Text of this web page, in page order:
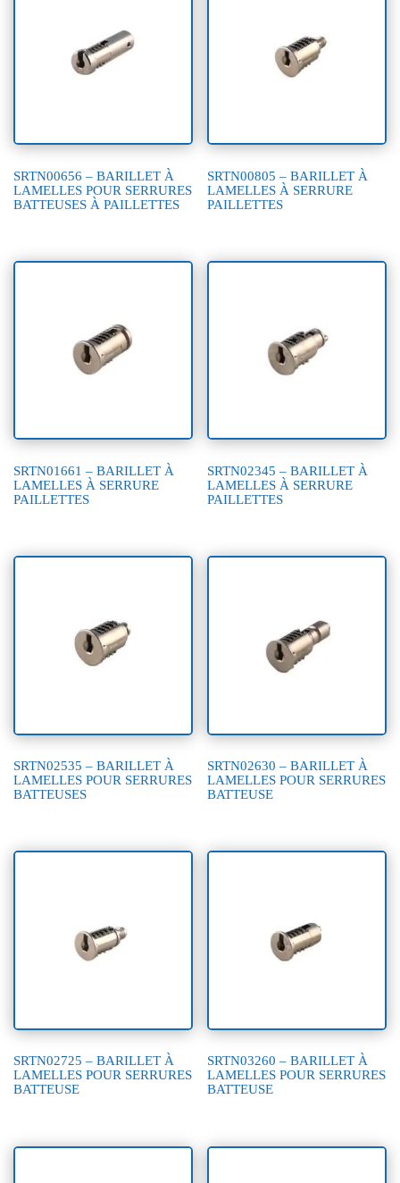
SRTN00656 – BARILLET À
LAMELLES POUR SERRURES
BATTEUSES À PAILLETTES
SRTN00805 – BARILLET À
LAMELLES À SERRURE
PAILLETTES
SRTN01661 – BARILLET À
LAMELLES À SERRURE
PAILLETTES
SRTN02345 – BARILLET À
LAMELLES À SERRURE
PAILLETTES
SRTN02535 – BARILLET À
LAMELLES POUR SERRURES
BATTEUSES
SRTN02630 – BARILLET À
LAMELLES POUR SERRURES
BATTEUSE
SRTN02725 – BARILLET À
LAMELLES POUR SERRURES
BATTEUSE
SRTN03260 – BARILLET À
LAMELLES POUR SERRURES
BATTEUSE